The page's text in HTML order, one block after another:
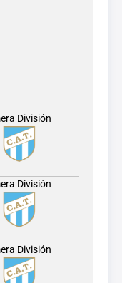
División
División
División